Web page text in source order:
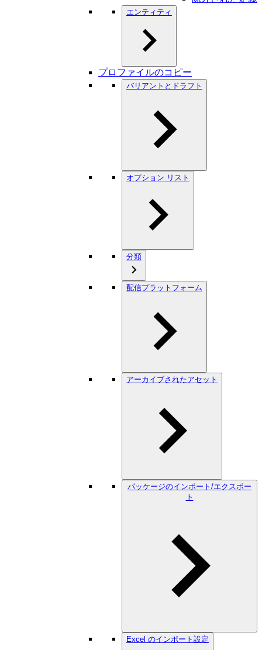
エンティティ
プロファイルのコピー
バリアントとドラフト
オプション リスト
分類
配信プラットフォーム
アーカイブされたアセット
パッケージのインポート/エクスポー
ト
Excel のインポート設定